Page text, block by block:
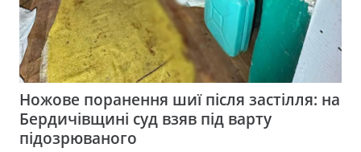
Ножове поранення шиї після застілля: на
Бердичівщині суд взяв під варту
підозрюваного